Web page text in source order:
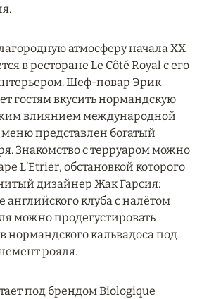
атмосферу начала XX
в ресторане Le Côté Royal с его
Шеф-повар Эрик
гостям вкусить нормандскую
влиянием международной
меню представлен богатый
Знакомство с терруаром можно
L’Etrier, обстановкой которого
дизайнер Жак Гарсия:
английского клуба с налётом
можно продегустировать
нормандского кальвадоса под
рояля.
под брендом Biologique